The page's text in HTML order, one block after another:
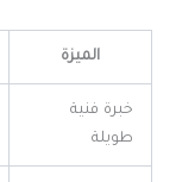
الميزة
خبرة فنية
طويلة